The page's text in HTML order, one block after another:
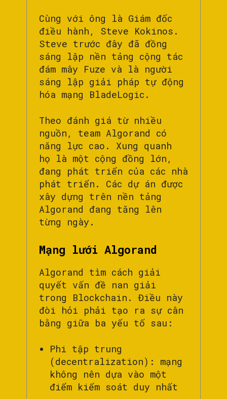
Cùng với ông là Giám đốc
điều hành, Steve Kokinos.
Steve trước đây đã đồng
sáng lập nền tảng cộng tác
đám mây Fuze và là người
sáng lập giải pháp tự động
hóa mạng BladeLogic.
Theo đánh giá từ nhiều
nguồn, team Algorand có
năng lực cao. Xung quanh
họ là một cộng đồng lớn,
đang phát triển của các nhà
phát triển. Các dự án được
xây dựng trên nền tảng
Algorand đang tăng lên
từng ngày.
Mạng lưới Algorand
Algorand tìm cách giải
quyết vấn đề nan giải
trong Blockchain. Điều này
đòi hỏi phải tạo ra sự cân
bằng giữa ba yếu tố sau:
Phi tập trung
(decentralization): mạng
không nên dựa vào một
điểm kiểm soát duy nhất